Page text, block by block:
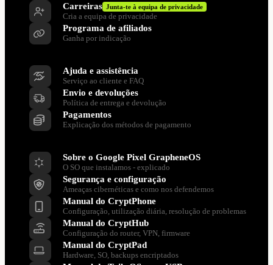
Carreiras Junta-te à equipa de privacidade
Cria a equipa de privacidade
Programa de afiliados
Ganha por indicação
Ajuda e assistência
Serviço ao cliente e FAQ
Envio e devoluções
Política de entrega e devolução
Pagamentos
Explicação dos métodos de pagamento
Sobre o Google Pixel GrapheneOS
O SO que instalamos - explicado
Segurança e configuração
Ameaças cibernéticas e como nos defendemos
Manual do CryptPhone
Configuração, utilização diária, resolução de problemas
Manual do CryptHub
Configuração do router, VPN, firmware
Manual do CryptPad
Hardware, SO, backups encriptados